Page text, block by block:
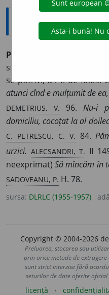
Explicative DEX
PRI
subiectul logic în dativ)
se potrivi, a-i fi de folos.
atunci cînd e mulțumit de
DEMETRIUS, V. 96.Nu-i
domiciliu, cocoțat la al
C. PETRESCU, C. V. 84.
urzici. ALECSANDRI, T. II
neexprimat)Să mîncăm în
SADOVEANU, P. H. 78.
sursa: DLRLC (1955-1957)
Copyright © 2004-2026
Preluarea, stocarea sau
prin orice metode de
sunt strict interzise fără
seturilor de date oferite oficial
licență